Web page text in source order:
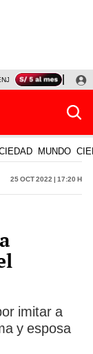
FUJIMORI
MUNDO
25 Oct 2022 | 17:20 h
imitar a
y esposa